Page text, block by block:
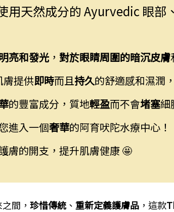
用天然成分的 Ayurvedic 眼部
亮和發光 ， 對於眼睛周圍的暗沉皮膚
提供即時而且持久的舒適感和濕潤
的豐富成分，質地輕盈而不會堵塞細
進入一個奢華的阿育吠陀水療中心！
膚的開支，提升肌膚健康 🤩
間， 珍惜傳統 、 重新定義護膚品 ，這款